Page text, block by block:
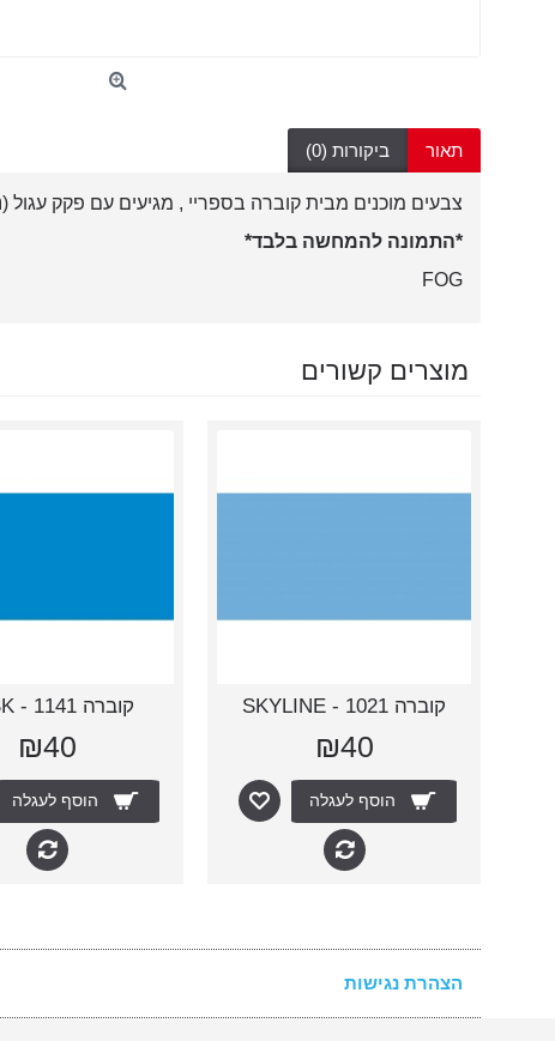
תאור ביקורות (0)
צבעים מוכנים מבית קוברה בספריי , מגיעים עם פקק עגול
*התמונה להמחשה בלבד*
FOG
מוצרים קשורים
קוברה 1021 - SKYLINE
₪40
הוסף לעגלה
קוברה 1141 - DUSK
₪40
הוסף לעגלה
הצהרת נגישות